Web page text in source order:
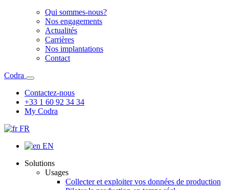
Qui sommes-nous?
Nos engagements
Actualités
Carrières
Nos implantations
Contact
Codra
Contactez-nous
+33 1 60 92 34 34
My Codra
FR
EN
Solutions
Usages
Collecter et exploiter vos données de production